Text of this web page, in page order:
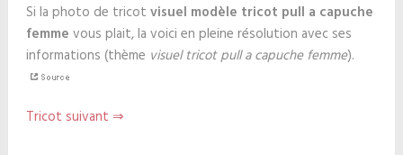
Si la photo de tricot visuel modèle tricot pull a capuche
femme vous plait, la voici en pleine résolution avec ses
informations (thème visuel tricot pull a capuche femme).
Tricot suivant ⇒